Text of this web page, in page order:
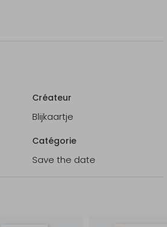
Créateur
Blijkaartje
Catégorie
Save the date